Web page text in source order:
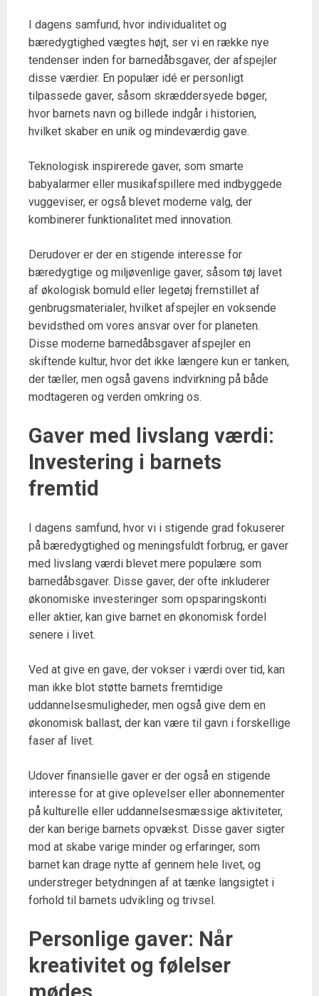
I dagens samfund, hvor individualitet og
bæredygtighed vægtes højt, ser vi en række nye
tendenser inden for barnedåbsgaver, der afspejler
disse værdier. En populær idé er personligt
tilpassede gaver, såsom skræddersyede bøger,
hvor barnets navn og billede indgår i historien,
hvilket skaber en unik og mindeværdig gave.
Teknologisk inspirerede gaver, som smarte
babyalarmer eller musikafspillere med indbyggede
vuggeviser, er også blevet moderne valg, der
kombinerer funktionalitet med innovation.
Derudover er der en stigende interesse for
bæredygtige og miljøvenlige gaver, såsom tøj lavet
af økologisk bomuld eller legetøj fremstillet af
genbrugsmaterialer, hvilket afspejler en voksende
bevidsthed om vores ansvar over for planeten.
Disse moderne barnedåbsgaver afspejler en
skiftende kultur, hvor det ikke længere kun er tanken,
der tæller, men også gavens indvirkning på både
modtageren og verden omkring os.
Gaver med livslang værdi:
Investering i barnets
fremtid
I dagens samfund, hvor vi i stigende grad fokuserer
på bæredygtighed og meningsfuldt forbrug, er gaver
med livslang værdi blevet mere populære som
barnedåbsgaver. Disse gaver, der ofte inkluderer
økonomiske investeringer som opsparingskonti
eller aktier, kan give barnet en økonomisk fordel
senere i livet.
Ved at give en gave, der vokser i værdi over tid, kan
man ikke blot støtte barnets fremtidige
uddannelsesmuligheder, men også give dem en
økonomisk ballast, der kan være til gavn i forskellige
faser af livet.
Udover finansielle gaver er der også en stigende
interesse for at give oplevelser eller abonnementer
på kulturelle eller uddannelsesmæssige aktiviteter,
der kan berige barnets opvækst. Disse gaver sigter
mod at skabe varige minder og erfaringer, som
barnet kan drage nytte af gennem hele livet, og
understreger betydningen af at tænke langsigtet i
forhold til barnets udvikling og trivsel.
Personlige gaver: Når
kreativitet og følelser